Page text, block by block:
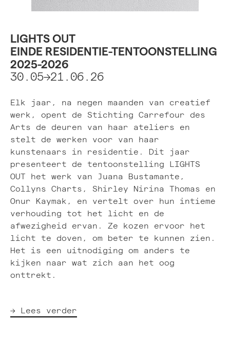
LIGHTS OUT
EINDE RESIDENTIE-TENTOONSTELLING
2025-2026
30.05->21.06.26
Elk jaar, na negen maanden van creatief
werk, opent de Stichting Carrefour des
Arts de deuren van haar ateliers en
stelt de werken voor van haar
kunstenaars in residentie. Dit jaar
presenteert de tentoonstelling LIGHTS
OUT het werk van Juana Bustamante,
Collyns Charts, Shirley Nirina Thomas en
Onur Kaymak, en vertelt over hun intieme
verhouding tot het licht en de
afwezigheid ervan. Ze kozen ervoor het
licht te doven, om beter te kunnen zien.
Het is een uitnodiging om anders te
kijken naar wat zich aan het oog
onttrekt.
→ Lees verder